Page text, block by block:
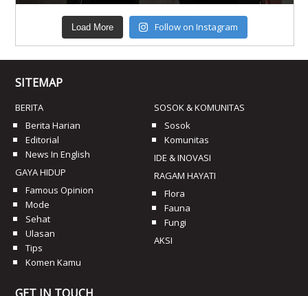
Load More Follow on Instagram
SITEMAP
BERITA
Berita Harian
Editorial
News In English
GAYA HIDUP
Famous Opinion
Mode
Sehat
Ulasan
Tips
Komen Kamu
SOSOK & KOMUNITAS
Sosok
Komunitas
IDE & INOVASI
RAGAM HAYATI
Flora
Fauna
Fungi
AKSI